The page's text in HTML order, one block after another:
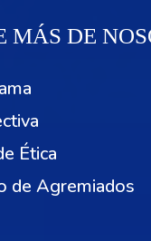
MÁS DE
Ética
de Agremiados